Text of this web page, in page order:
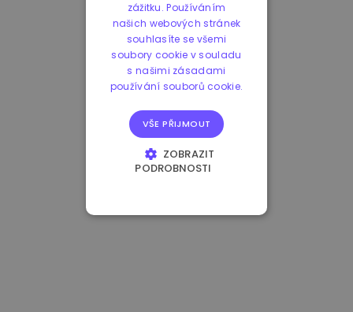
zážitku. Používáním
našich webových stránek
souhlasíte se všemi
soubory cookie v souladu
s našimi zásadami
používání souborů cookie.
VŠE PŘIJMOUT
ZOBRAZIT
PODROBNOSTI